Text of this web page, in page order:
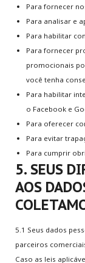
Para fornecer
Para analisar e
Para habilitar
Para fornecer
promocionais
você tenha
Para habilitar
o Facebook e
Para oferecer
Para evitar
Para cumprir
5. SEUS
AOS
5.1 Seus dados
parceiros
Caso as leis